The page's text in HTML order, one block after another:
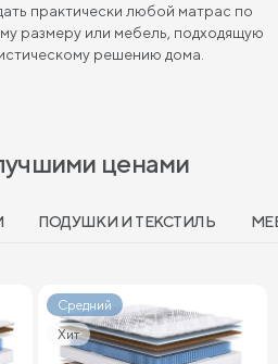
см Матрасы в скрутке
см
160 см
практически любой матрас по
размеру или мебель, подходящую
решению дома.
ценами
ПОДУШКИ И ТЕКСТИЛЬ
Средний
Хит